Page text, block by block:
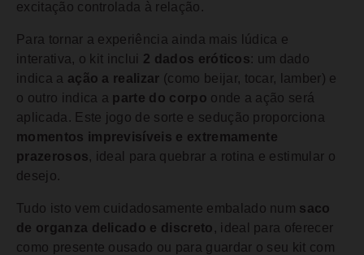
excitação controlada à relação.
Para tornar a experiência ainda mais lúdica e
interativa, o kit inclui 2 dados eróticos: um dado
indica a ação a realizar (como beijar, tocar, lamber) e
o outro indica a parte do corpo onde a ação será
aplicada. Este jogo de sorte e sedução proporciona
momentos imprevisíveis e extremamente
prazerosos, ideal para quebrar a rotina e estimular o
desejo.
Tudo isto vem cuidadosamente embalado num saco
de organza delicado e discreto , ideal para oferecer
como presente ousado ou para guardar o seu kit com